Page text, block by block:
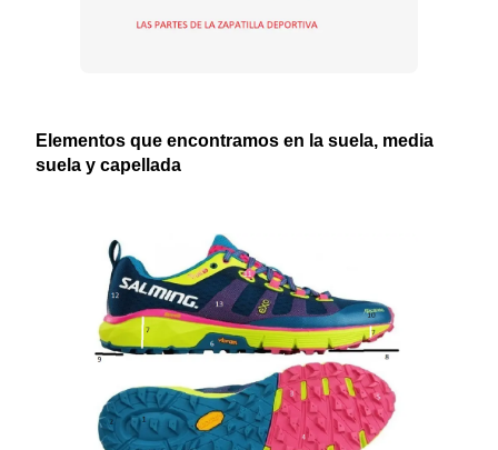
Elementos que encontramos en la suela, media
suela y capellada